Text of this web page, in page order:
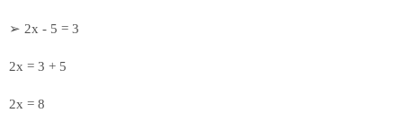
➢ 2x - 5 = 3
2x = 3 + 5
2x = 8